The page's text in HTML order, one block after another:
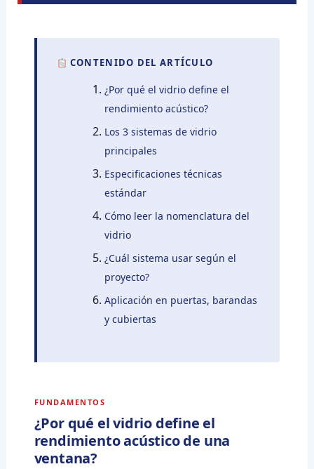
CONTENIDO DEL ARTÍCULO
¿Por qué el vidrio define el
rendimiento acústico?
Los 3 sistemas de vidrio
principales
Especificaciones técnicas
estándar
Cómo leer la nomenclatura del
vidrio
¿Cuál sistema usar según el
proyecto?
Aplicación en puertas, barandas
y cubiertas
FUNDAMENTOS
¿Por qué el vidrio define el
rendimiento acústico de una
ventana?